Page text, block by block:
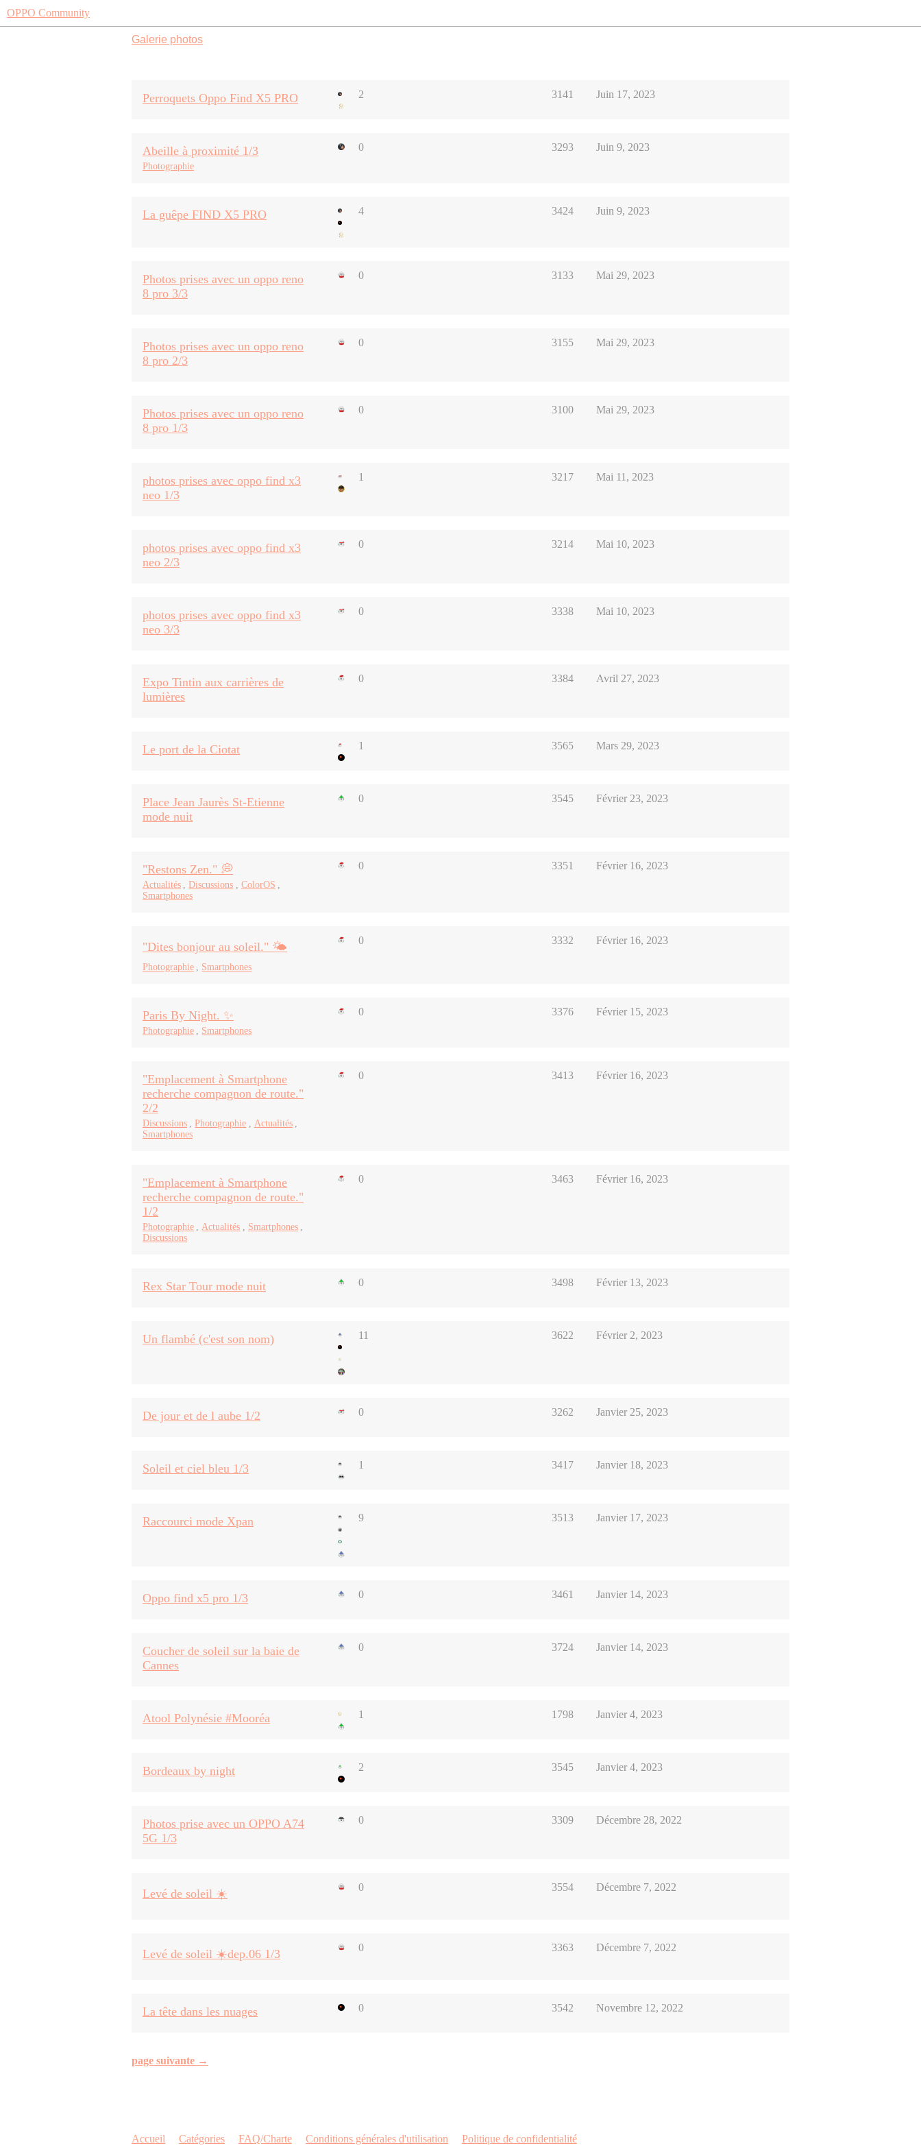
OPPO Community
Galerie photos
Perroquets Oppo Find X5 PRO 2 3141 Juin 17, 2023
Abeille à proximité 1/3
Photographie
0 3293 Juin 9, 2023
La guêpe FIND X5 PRO 4 3424 Juin 9, 2023
Photos prises avec un oppo reno
8 pro 3/3
0 3133 Mai 29, 2023
Photos prises avec un oppo reno
8 pro 2/3
0 3155 Mai 29, 2023
Photos prises avec un oppo reno
8 pro 1/3
0 3100 Mai 29, 2023
photos prises avec oppo find x3
neo 1/3
1 3217 Mai 11, 2023
photos prises avec oppo find x3
neo 2/3
0 3214 Mai 10, 2023
photos prises avec oppo find x3
neo 3/3
0 3338 Mai 10, 2023
Expo Tintin aux carrières de
lumières
0 3384 Avril 27, 2023
Le port de la Ciotat 1 3565 Mars 29, 2023
Place Jean Jaurès St-Etienne
mode nuit
0 3545 Février 23, 2023
"Restons Zen." 💭
Actualités ,Discussions , ColorOS ,
Smartphones
0 3351 Février 16, 2023
"Dites bonjour au soleil." 🌤️
Photographie , Smartphones
0 3332 Février 16, 2023
Paris By Night. ✨
Photographie , Smartphones
0 3376 Février 15, 2023
"Emplacement à Smartphone
recherche compagnon de route."
2/2
Discussions ,Photographie , Actualités ,
Smartphones
0 3413 Février 16, 2023
"Emplacement à Smartphone
recherche compagnon de route."
1/2
Photographie ,Actualités , Smartphones ,
Discussions
0 3463 Février 16, 2023
Rex Star Tour mode nuit 0 3498 Février 13, 2023
Un flambé (c'est son nom) 11 3622 Février 2, 2023
De jour et de l aube 1/2 0 3262 Janvier 25, 2023
Soleil et ciel bleu 1/3 1 3417 Janvier 18, 2023
Raccourci mode Xpan 9 3513 Janvier 17, 2023
Oppo find x5 pro 1/3 0 3461 Janvier 14, 2023
Coucher de soleil sur la baie de
Cannes
0 3724 Janvier 14, 2023
Atool Polynésie #Mooréa 1 1798 Janvier 4, 2023
Bordeaux by night 2 3545 Janvier 4, 2023
Photos prise avec un OPPO A74
5G 1/3
0 3309 Décembre 28, 2022
Levé de soleil ☀️ 0 3554 Décembre 7, 2022
Levé de soleil ☀️dep.06 1/3 0 3363 Décembre 7, 2022
La tête dans les nuages 0 3542 Novembre 12, 2022
page suivante →
Accueil Catégories FAQ/Charte Conditions générales d'utilisation Politique de confidentialité